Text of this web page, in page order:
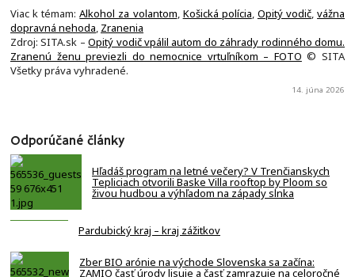
Viac k témam:Alkohol za volantom, Košická polícia, Opitý vodič,vážna
dopravná nehoda, Zranenia
Zdroj: SITA.sk –Opitý vodič vpálil autom do záhrady rodinného domu.
Zranenú ženu previezli do nemocnice vrtuľníkom – FOTO © SITA
Všetky práva vyhradené.
14. júna 2026
Odporúčané články
Hľadáš program na letné večery? V Trenčianskych
Tepliciach otvorili Baske Villa rooftop by Ploom so
živou hudbou a výhľadom na západy slnka
Pardubický kraj – kraj zážitkov
Zber BIO arónie na východe Slovenska sa začína:
ZAMIO časť úrody lisuje a časť zamrazuje na celoročné